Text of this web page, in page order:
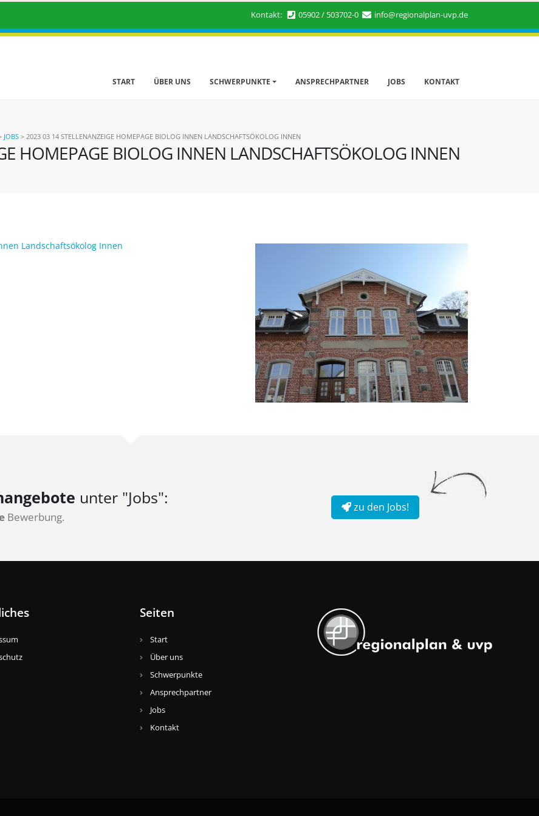
Kontakt: 05902 / 503702-0 info@regionalplan-uvp.de
START ÜBER UNS SCHWERPUNKTE ANSPRECHPARTNER JOBS KONTAKT
HOMEPAGE BIOLOG INNEN LANDSCHAFTSÖKOLOG INNEN
JOBS > 2023 03 14 STELLENANZEIGE HOMEPAGE BIOLOG INNEN LANDSCHAFTSÖKOLOG INNEN
Landschaftsökolog Innen
unter "Jobs":
Bewerbung.
zu den Jobs!
Seiten
Start
Über uns
Schwerpunkte
Ansprechpartner
Jobs
Kontakt